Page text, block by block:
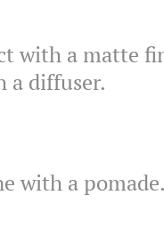
with a matte
a diffuser.
with a pomade.